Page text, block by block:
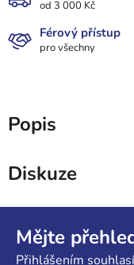
od 3 000 Kč
Férový přístup
pro všechny
Popis
Diskuze
Mějte
Přihlášením